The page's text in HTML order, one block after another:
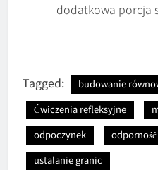
dodatkowa porcja
Tagged:
budowanie
Ćwiczenia refleksyjne
odpoczynek
ustalanie granic